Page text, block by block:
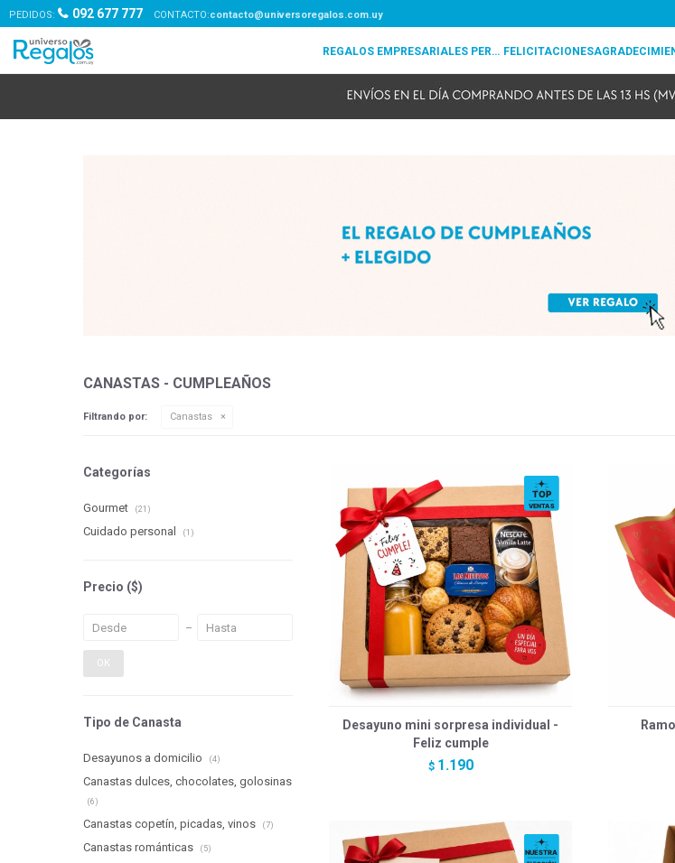
REGALOS EMPRESARIALES PERSONALIZADOS FELICITACIONES
PEDIDOS: 092 677 777 contacto@universoregalos.com.uy
CANASTAS - CUMPLEAÑOS
Filtrando por: Canastas
Desayuno mini sorpresa individual -
Feliz cumple
$ 1.190
Categorías
Gourmet (21)
Cuidado personal (1)
Precio ($)
OK
Tipo de Canasta
Desayunos a domicilio (4)
Canastas dulces, chocolates, golosinas
(6)
Canastas copetín, picadas, vinos (7)
Canastas románticas (5)